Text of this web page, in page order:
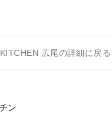
広尾の詳細に戻る
ン